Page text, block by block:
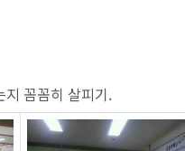
지 꼼꼼히 살피기.